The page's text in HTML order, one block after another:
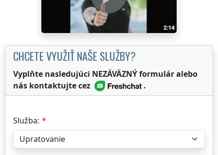
CHCETE VYUŽIŤ NAŠE SLUŽBY?
Vyplňte nasledujúci NEZÁVÄZNÝ formulár alebo
nás kontaktujte cez
.
Služba: